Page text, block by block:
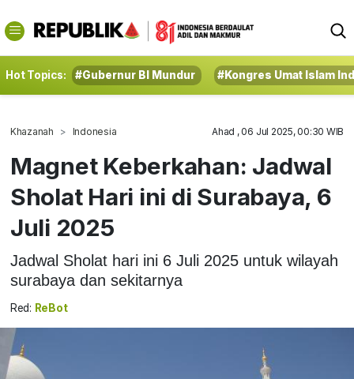
Hot Topics: #Gubernur BI Mundur #Kongres Umat Islam
Khazanah Indonesia Ahad , 06 Jul 2025, 00:30 WIB
Magnet Keberkahan: Jadwal
Sholat Hari ini di Surabaya, 6
Juli 2025
Jadwal Sholat hari ini 6 Juli 2025 untuk wilayah
surabaya dan sekitarnya
Red: ReBot